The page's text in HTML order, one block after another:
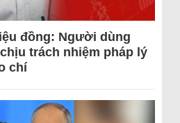
đồng: Người dùng
trách nhiệm pháp lý
chí